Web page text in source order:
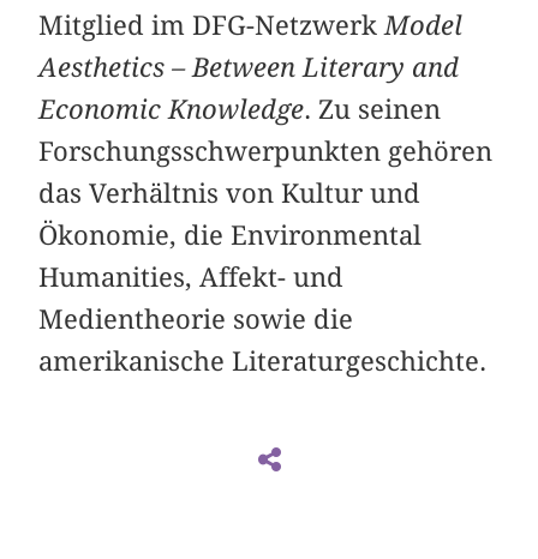
Mitglied im DFG-Netzwerk Model
Aesthetics – Between Literary and
Economic Knowledge. Zu seinen
Forschungsschwerpunkten gehören
das Verhältnis von Kultur und
Ökonomie, die Environmental
Humanities, Affekt- und
Medientheorie sowie die
amerikanische Literaturgeschichte.